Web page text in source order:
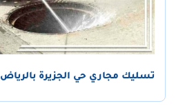
تسليك مجاري حي الجزيرة بالرياض